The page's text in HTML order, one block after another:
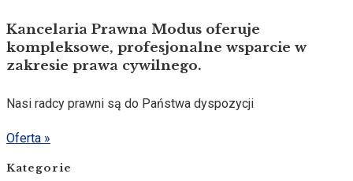
Kancelaria Prawna Modus oferuje
kompleksowe, profesjonalne wsparcie w
zakresie prawa cywilnego.
Nasi radcy prawni są do Państwa dyspozycji
Oferta »
Kategorie